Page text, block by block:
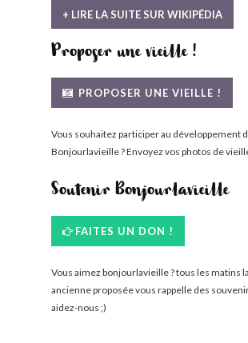
+ LIRE LA SUITE SUR WIKIPÉDIA
Proposer une vieille !
PROPOSER UNE VIEILLE !
Vous souhaitez participer au développement
Bonjourlavieille ? Envoyez vos photos de
Soutenir Bonjourlavieille
FAITES UN DON !
Vous aimez bonjourlavieille ? tous les matins
ancienne proposée vous rappelle des
aidez-nous ;)